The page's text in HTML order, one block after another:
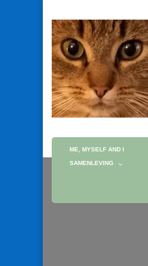
ME, MYSELF AND I
SAMENLEVING